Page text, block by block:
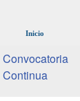
Inicio
Convocatoria
Continua